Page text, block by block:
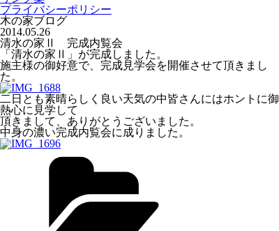
プライバシーポリシー
木の家ブログ
2014.05.26
清水の家Ⅱ 完成内覧会
「清水の家Ⅱ」が完成しました。
施主様の御好意で、完成見学会を開催させて頂きまし
た。
二日とも素晴らしく良い天気の中皆さんにはホントに御
熱心に見学して
頂きまして、ありがとうございました。
中身の濃い完成内覧会に成りました。